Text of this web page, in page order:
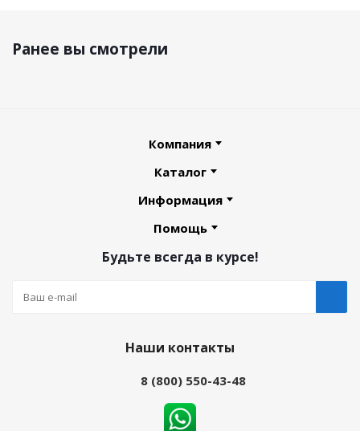
Ранее вы смотрели
Компания
Каталог
Информация
Помощь
Будьте всегда в курсе!
Наши контакты
8 (800) 550-43-48